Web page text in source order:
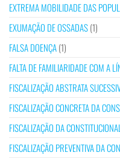
EXTREMA MOBILIDADE DAS
EXUMAÇÃO DE OSSADAS(1)
FALSA DOENÇA(1)
FALTA DE FAMILIARIDADE COM A
FISCALIZAÇÃO ABSTRATA
FISCALIZAÇÃO CONCRETA DA
FISCALIZAÇÃO DA
FISCALIZAÇÃO PREVENTIVA DA